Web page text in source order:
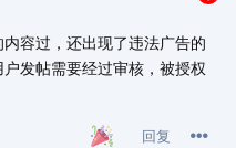
容过，还出现了违法广告的
发帖需要经过审核，被授权
回复